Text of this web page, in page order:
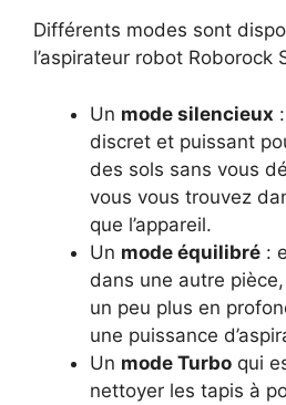
Différents modes sont
l’aspirateur robot Roborock
Un mode silencieux
discret et puissant
des sols sans vous
vous vous trouvez
que l’appareil.
Un mode équilibré :
dans une autre
un peu plus en
une puissance
Un mode Turbo qui
nettoyer les tapis à